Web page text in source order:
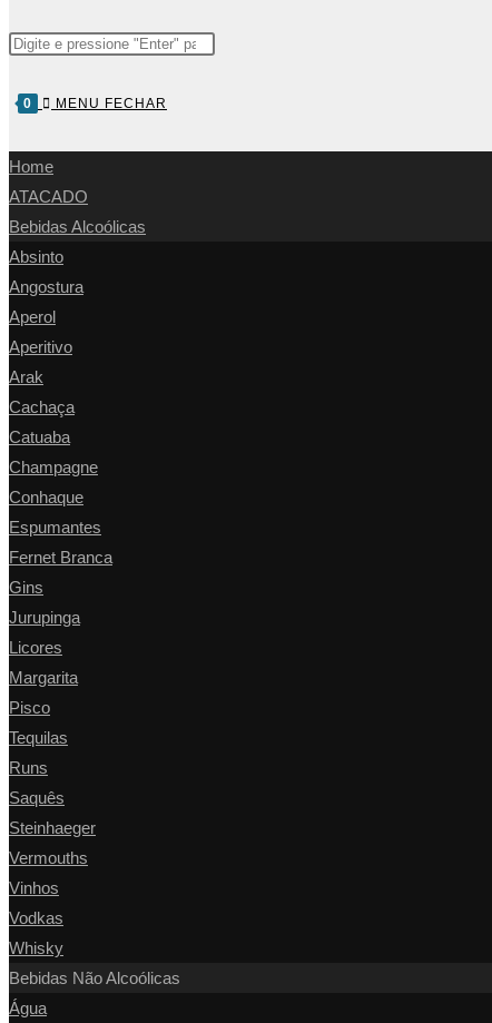
0 MENU FECHAR
Home
ATACADO
Bebidas Alcoólicas
Absinto
Angostura
Aperol
Aperitivo
Arak
Cachaça
Catuaba
Champagne
Conhaque
Espumantes
Fernet Branca
Gins
Jurupinga
Licores
Margarita
Pisco
Tequilas
Runs
Saquês
Steinhaeger
Vermouths
Vinhos
Vodkas
Whisky
Bebidas Não Alcoólicas
Água